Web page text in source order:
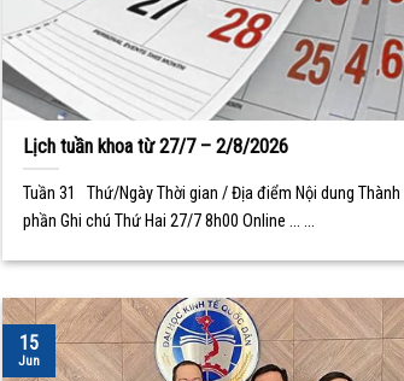
Lịch tuần khoa từ 27/7 – 2/8/2026
Tuần 31 Thứ/Ngày Thời gian / Địa điểm Nội dung Thành
phần Ghi chú Thứ Hai 27/7 8h00 Online ... ...
15
Jun